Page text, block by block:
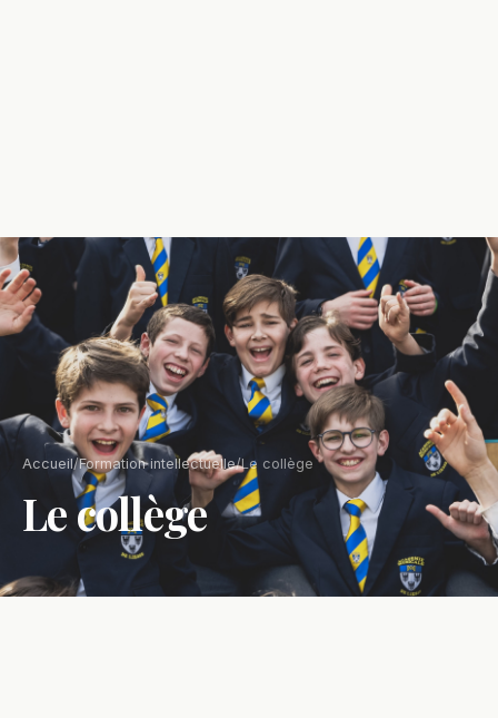
Accueil/Formation intellectuelle/Le collège
Le collège